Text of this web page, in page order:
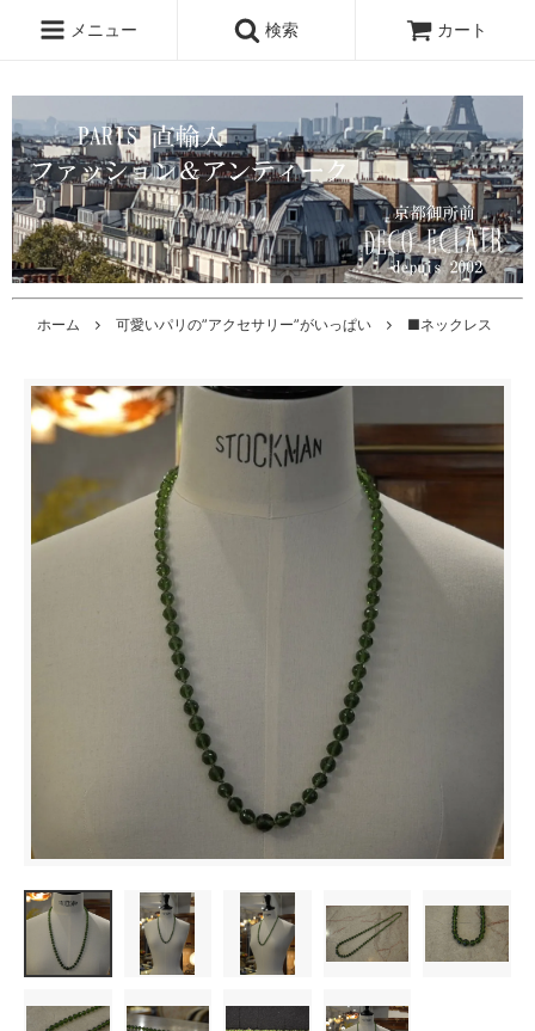
メニュー 検索 カート
ホーム 可愛いパリの”アクセサリー”がいっぱい ■ネックレス